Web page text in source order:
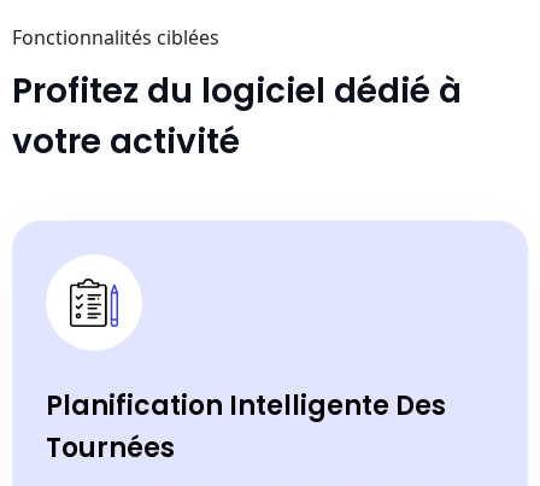
Fonctionnalités ciblées
Profitez du logiciel dédié à
votre activité
Planification Intelligente Des
Tournées